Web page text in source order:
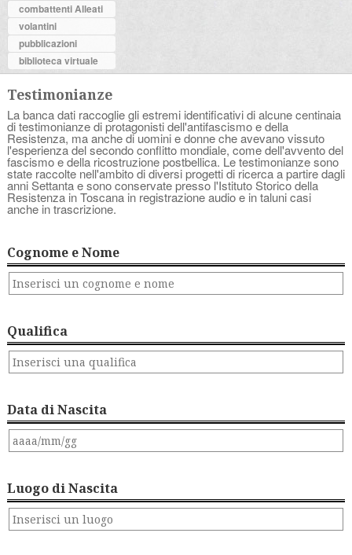
combattenti Alleati
volantini
pubblicazioni
biblioteca virtuale
Testimonianze
La banca dati raccoglie gli estremi identificativi di alcune centinaia
di testimonianze di protagonisti dell'antifascismo e della
Resistenza, ma anche di uomini e donne che avevano vissuto
l'esperienza del secondo conflitto mondiale, come dell'avvento del
fascismo e della ricostruzione postbellica. Le testimonianze sono
state raccolte nell'ambito di diversi progetti di ricerca a partire dagli
anni Settanta e sono conservate presso l'Istituto Storico della
Resistenza in Toscana in registrazione audio e in taluni casi
anche in trascrizione.
Cognome e Nome
Qualifica
Data di Nascita
Luogo di Nascita